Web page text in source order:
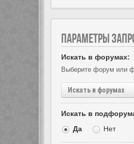
ПАРАМЕТРЫ
Искать в форумах:
Выберите форум или
Искать в форумах
Искать в
Да
Нет